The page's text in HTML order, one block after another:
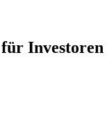
Investoren